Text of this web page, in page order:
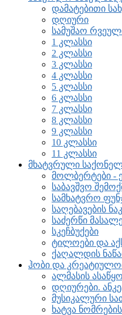
დამატებითი
დღიური
სამუშაო
1 კლასსი
2 კლასსი
3 კლასსი
4 კლასსი
5 კლასსი
6 კლასსი
7 კლასსი
8 კლასსი
9 კლასსი
10 კლასსი
11 კლასსი
მხატვრული
მოლბერტები -
საბავშვო
სამხატვრო
საღებავების
საძერწი
სკეჩბუქები
ტილოები და
ქაღალდის
ჰობი და
ალმასის
დღიურები.
მუსიკალური
ხატვა